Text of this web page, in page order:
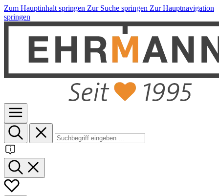
Zum Hauptinhalt springen Zur Suche springen Zur Hauptnavigation
springen